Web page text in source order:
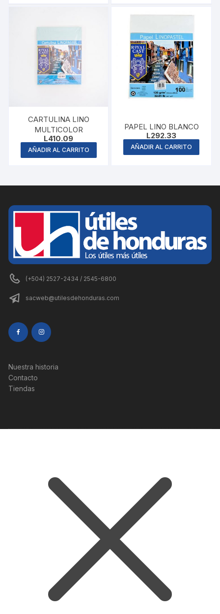
CARTULINA LINO
MULTICOLOR
L410.09
AÑADIR AL CARRITO
PAPEL LINO BLANCO
L292.33
AÑADIR AL CARRITO
(+504) 2527-2434 / 2545-6800
sacweb@utilesdehonduras.com
Nuestra historia
Contacto
Tiendas